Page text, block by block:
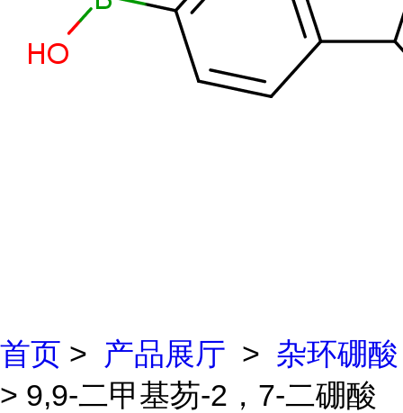
首页 > 产品展厅 > 杂环硼酸
> 9,9-二甲基芴-2，7-二硼酸